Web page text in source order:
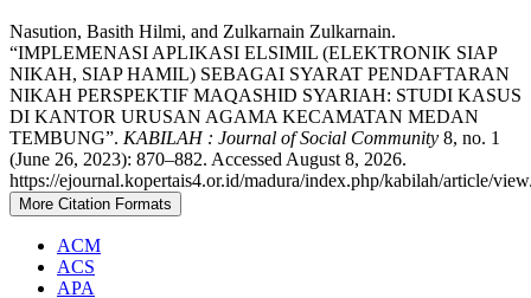
Nasution, Basith Hilmi, and Zulkarnain Zulkarnain.
“IMPLEMENASI APLIKASI ELSIMIL (ELEKTRONIK SIAP
NIKAH, SIAP HAMIL) SEBAGAI SYARAT PENDAFTARAN
NIKAH PERSPEKTIF MAQASHID SYARIAH: STUDI KASUS
DI KANTOR URUSAN AGAMA KECAMATAN MEDAN
TEMBUNG”. KABILAH : Journal of Social Community 8, no. 1
(June 26, 2023): 870–882. Accessed August 8, 2026.
https://ejournal.kopertais4.or.id/madura/index.php/kabilah/article/
More Citation Formats
ACM
ACS
APA